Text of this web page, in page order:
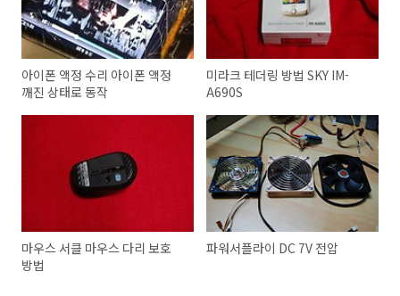
아이폰 액정 수리 아이폰 액정
깨진 상태로 동작
미라크 테더링 방법 SKY IM-
A690S
마우스 서클 마우스 다리 보호
방법
파워서플라이 DC 7V 전압